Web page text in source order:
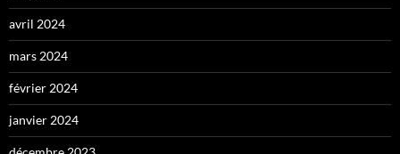
avril 2024
mars 2024
février 2024
janvier 2024